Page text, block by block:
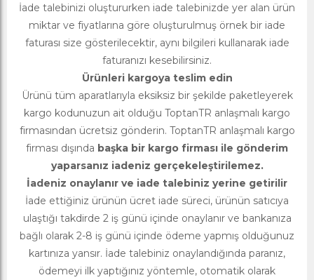
İade talebinizi oluştururken iade talebinizde yer alan ürün
miktar ve fiyatlarına göre oluşturulmuş örnek bir iade
faturası size gösterilecektir, aynı bilgileri kullanarak iade
faturanızı kesebilirsiniz.
Ürünleri kargoya teslim edin
Ürünü tüm aparatlarıyla eksiksiz bir şekilde paketleyerek
kargo kodunuzun ait olduğu ToptanTR anlaşmalı kargo
firmasından ücretsiz gönderin. ToptanTR anlaşmalı kargo
firması dışında başka bir kargo firması ile gönderim
yaparsanız iadeniz gerçekeleştirilemez.
İadeniz onaylanır ve iade talebiniz yerine getirilir
İade ettiğiniz ürünün ücret iade süreci, ürünün satıcıya
ulaştığı takdirde 2 iş günü içinde onaylanır ve bankanıza
bağlı olarak 2-8 iş günü içinde ödeme yapmış olduğunuz
kartınıza yansır. İade talebiniz onaylandığında paranız,
ödemeyi ilk yaptığınız yöntemle, otomatik olarak